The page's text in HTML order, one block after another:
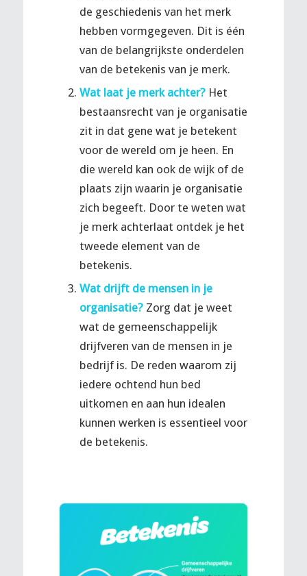
de geschiedenis van het merk
hebben vormgegeven. Dit is één
van de belangrijkste onderdelen
van de betekenis van je merk.
Wat laat je merk achter?Het
bestaansrecht van je organisatie
zit in dat gene wat je betekent
voor de wereld om je heen. En
die wereld kan ook de wijk of de
plaats zijn waarin je organisatie
zich begeeft. Door te weten wat
je merk achterlaat ontdek je het
tweede element van de
betekenis.
Wat drijft de mensen in je
organisatie?Zorg dat je weet
wat de gemeenschappelijk
drijfveren van de mensen in je
bedrijf is. De reden waarom zij
iedere ochtend hun bed
uitkomen en aan hun idealen
kunnen werken is essentieel voor
de betekenis.